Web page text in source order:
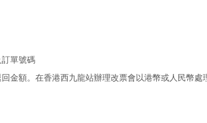
單號碼
金額。在香港西九龍站辦理改票會以港幣或人民幣